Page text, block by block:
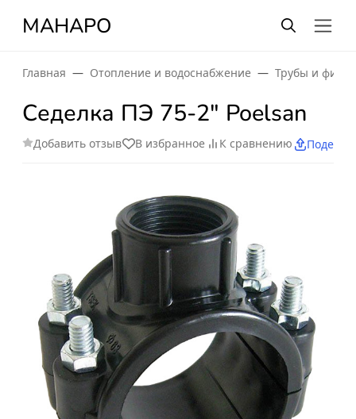
МАНАРО
Главная Отопление и водоснабжение Трубы и
Седелка ПЭ 75-2" Poelsan
Добавить отзыв В избранное К сравнению